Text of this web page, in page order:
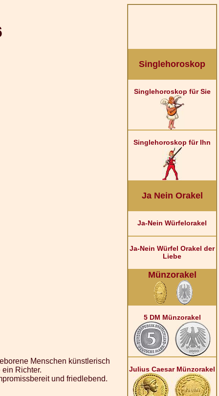
Menschen künstlerisch
Richter.
und friedlebend.
Singlehoroskop
Singlehoroskop für Sie
Singlehoroskop für Ihn
Ja Nein Orakel
Ja-Nein Würfelorakel
Ja-Nein Würfel Orakel der
Liebe
Münzorakel
5 DM Münzorakel
Julius Caesar Münzorakel